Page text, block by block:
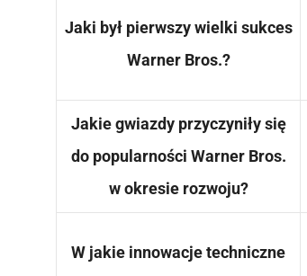
Jaki był pierwszy wielki sukces
Warner Bros.?
Jakie gwiazdy przyczyniły się
do popularności Warner Bros.
w okresie rozwoju?
W jakie innowacje techniczne